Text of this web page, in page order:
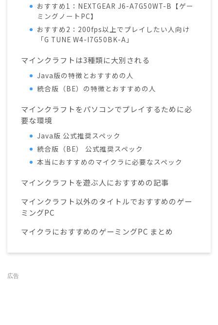
おすすめ1：NEXTGEAR J6-A7G50WT-B【ゲー
ミングノートPC】
おすすめ2：200fps以上でプレイしたい人向け
「G TUNE W4-I7G50BK-A」
マインクラフトは3種類に大別される
Java版の特徴とおすすめの人
統合版（BE）の特徴とおすすめの人
マインクラフトをパソコンでプレイするために必
要な環境
Java版 公式推奨スペック
統合版（BE） 公式推奨スペック
本当におすすめのマイクラに必要なスペック
マインクラフトを遊ぶ人におすすめの記事
マインクラフト以外のタイトルでおすすめのゲー
ミングPC
マイクラにおすすめのゲーミングPC まとめ
広告